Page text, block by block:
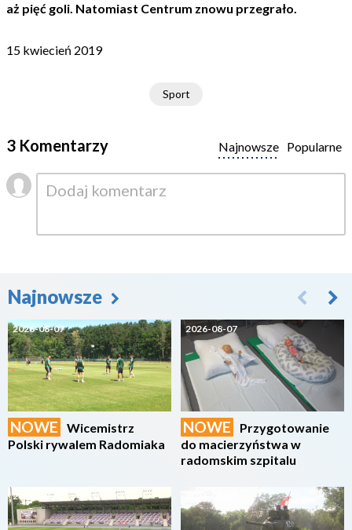
aż pięć goli. Natomiast Centrum znowu przegrało.
15 kwiecień 2019
Sport
3 Komentarzy Popularne
Najnowsze
Najnowsze
2026-08-07
NOWE
Wicemistrz
Polski rywalem Radomiaka
2026-08-07
2026-08-07
NOWE
Przygotowanie
do macierzyństwa w
radomskim szpitalu